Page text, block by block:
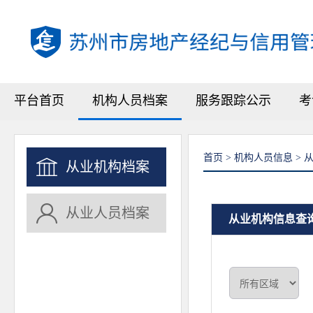
平台首页 机构人员档案 服务跟踪公示
从业机构档案
从业人员档案
首页 > 机构人员信息 >
从业机构信息查